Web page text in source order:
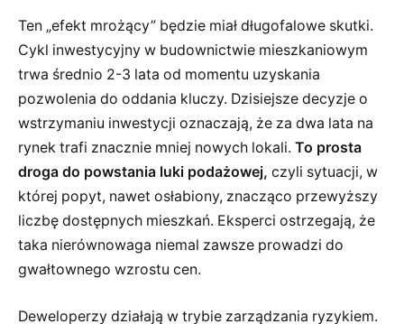
Ten „efekt mrożący” będzie miał długofalowe skutki.
Cykl inwestycyjny w budownictwie mieszkaniowym
trwa średnio 2-3 lata od momentu uzyskania
pozwolenia do oddania kluczy. Dzisiejsze decyzje o
wstrzymaniu inwestycji oznaczają, że za dwa lata na
rynek trafi znacznie mniej nowych lokali. To prosta
droga do powstania luki podażowej, czyli sytuacji, w
której popyt, nawet osłabiony, znacząco przewyższy
liczbę dostępnych mieszkań. Eksperci ostrzegają, że
taka nierównowaga niemal zawsze prowadzi do
gwałtownego wzrostu cen.
Deweloperzy działają w trybie zarządzania ryzykiem.